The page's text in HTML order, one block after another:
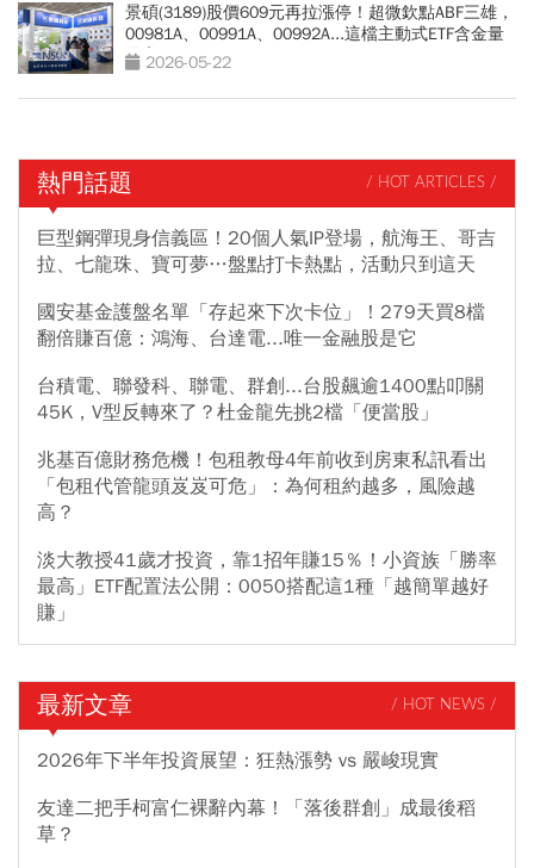
景碩(3189)股價609元再拉漲停！超微欽點ABF三雄，
00981A、00991A、00992A...這檔主動式ETF含金量
最高2026-05-22
熱門話題 / HOT ARTICLES /
巨型鋼彈現身信義區！20個人氣IP登場，航海王、哥吉
拉、七龍珠、寶可夢…盤點打卡熱點，活動只到這天
國安基金護盤名單「存起來下次卡位」！279天買8檔
翻倍賺百億：鴻海、台達電...唯一金融股是它
台積電、聯發科、聯電、群創...台股飆逾1400點叩關
45K，V型反轉來了？杜金龍先挑2檔「便當股」
兆基百億財務危機！包租教母4年前收到房東私訊看出
「包租代管龍頭岌岌可危」：為何租約越多，風險越
高？
淡大教授41歲才投資，靠1招年賺15％！小資族「勝率
最高」ETF配置法公開：0050搭配這1種「越簡單越好
賺」
最新文章 / HOT NEWS /
2026年下半年投資展望：狂熱漲勢 vs 嚴峻現實
友達二把手柯富仁裸辭內幕！「落後群創」成最後稻
草？